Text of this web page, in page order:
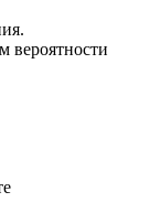
вероятности